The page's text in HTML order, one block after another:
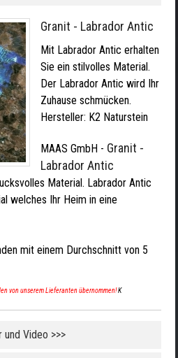
Granit - Labrador Antic
Mit Labrador Antic erhalten
Sie ein stilvolles Material.
Der Labrador Antic wird Ihr
Zuhause schmücken.
Hersteller: K2 Naturstein
MAAS GmbH - Granit -
Labrador Antic
Material. Labrador Antic
welches Ihr Heim in eine
mit einem Durchschnitt von 5
von unserem Lieferanten übernommen!K
Video >>>